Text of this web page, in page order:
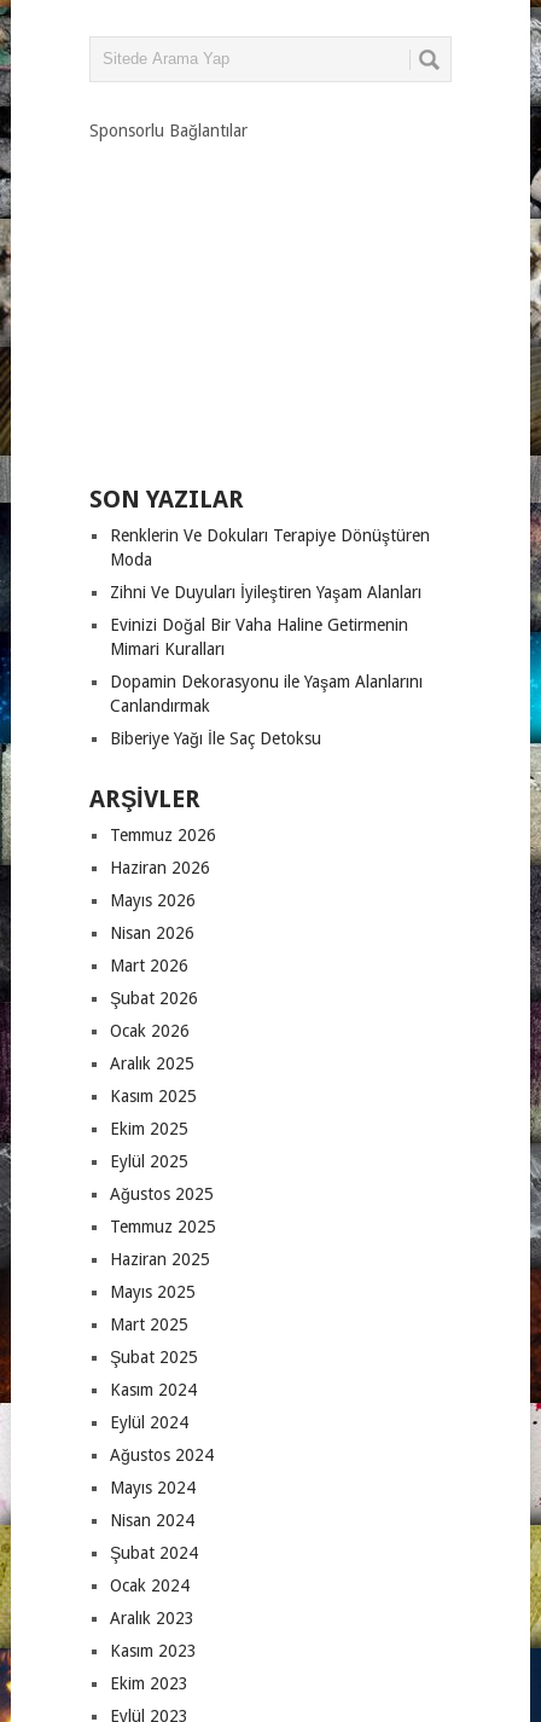
Sponsorlu Bağlantılar
SON YAZILAR
Renklerin Ve Dokuları Terapiye Dönüştüren
Moda
Zihni Ve Duyuları İyileştiren Yaşam Alanları
Evinizi Doğal Bir Vaha Haline Getirmenin
Mimari Kuralları
Dopamin Dekorasyonu ile Yaşam Alanlarını
Canlandırmak
Biberiye Yağı İle Saç Detoksu
ARŞIVLER
Temmuz 2026
Haziran 2026
Mayıs 2026
Nisan 2026
Mart 2026
Şubat 2026
Ocak 2026
Aralık 2025
Kasım 2025
Ekim 2025
Eylül 2025
Ağustos 2025
Temmuz 2025
Haziran 2025
Mayıs 2025
Mart 2025
Şubat 2025
Kasım 2024
Eylül 2024
Ağustos 2024
Mayıs 2024
Nisan 2024
Şubat 2024
Ocak 2024
Aralık 2023
Kasım 2023
Ekim 2023
Eylül 2023